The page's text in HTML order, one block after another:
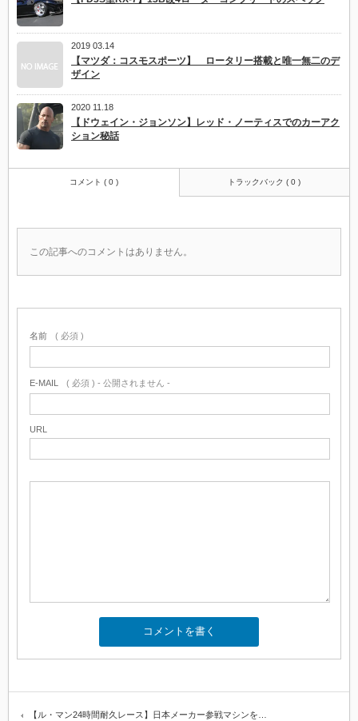
2019 03.14
【マツダ：コスモスポーツ】 ロータリー搭載と唯一無二のデ
ザイン
2020 11.18
【ドウェイン・ジョンソン】レッド・ノーティスでのカーアク
ション秘話
コメント ( 0 ) トラックバック ( 0 )
この記事へのコメントはありません。
名前 ( 必須 )
E-MAIL ( 必須 ) - 公開されません -
URL
【ル・マン24時間耐久レース】日本メーカー参戦マシンを…